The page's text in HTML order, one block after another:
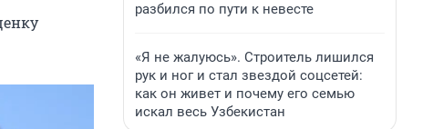
разбился по пути к невесте
«Я не жалуюсь». Строитель лишился
рук и ног и стал звездой соцсетей:
как он живет и почему его семью
искал весь Узбекистан